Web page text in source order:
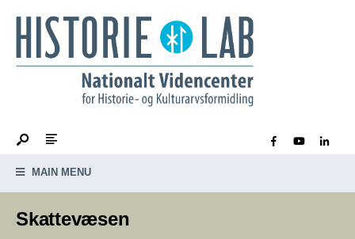
MAIN MENU
Skattevæsen